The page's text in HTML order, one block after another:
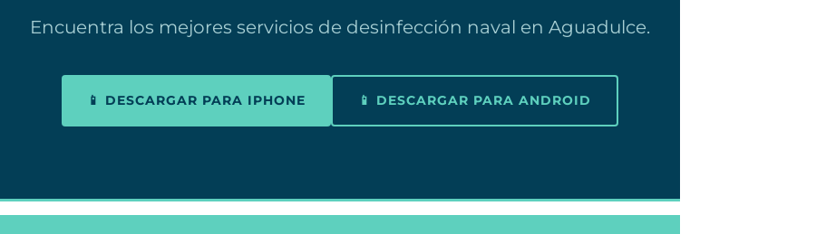
Encuentra los mejores servicios de desinfección naval en Aguadulce.
📱 DESCARGAR PARA IPHONE 📱 DESCARGAR PARA ANDROID